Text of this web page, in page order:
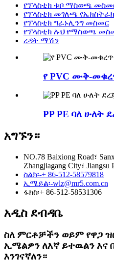
የፕላስቲክ ቱቦ ማስወጫ
የፕላስቲክ መገለጫ
የፕላስቲክ ግራኑሊንግ መስመር
የፕላስቲክ ሉህ የማስወጫ
ረዳት ማሽን
የ PVC ሙቅ-
PP PE ባለ ሁለት
አግኙን።
NO.78 Baixiong Road፣
Zhangjiagang City፣ Jiangsu
ስልክ፡-+ 86-512-58579818
ኢሜይል፡-wlz@mr5.com.cn
ፋክስ፡+ 86-512-58531306
አዲስ ደብዳቤ
ስለ ምርቶቻችን ወይም የዋጋ
ኢሜልዎን ለእኛ ይተዉልን እና
እንገናኛለን።